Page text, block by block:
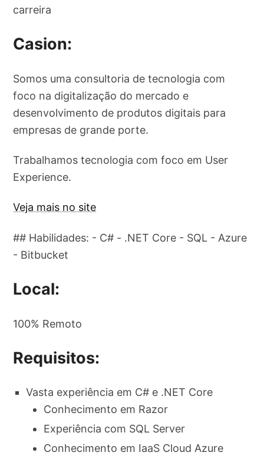
carreira
Casion:
Somos uma consultoria de tecnologia com
foco na digitalização do mercado e
desenvolvimento de produtos digitais para
empresas de grande porte.
Trabalhamos tecnologia com foco em User
Experience.
Veja mais no site
## Habilidades: - C# - .NET Core - SQL - Azure
- Bitbucket
Local:
100% Remoto
Requisitos:
Vasta experiência em C# e .NET Core
Conhecimento em Razor
Experiência com SQL Server
Conhecimento em IaaS Cloud Azure